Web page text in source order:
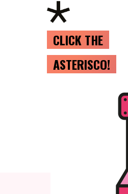
CLICK THE
ASTERISCO!